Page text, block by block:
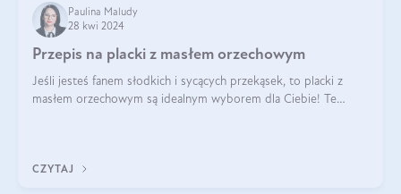
Paulina Maludy
28 kwi 2024
Przepis na placki z masłem orzechowym
Jeśli jesteś fanem słodkich i sycących przekąsek, to placki z
masłem orzechowym są idealnym wyborem dla Ciebie! Te
CZYTAJ